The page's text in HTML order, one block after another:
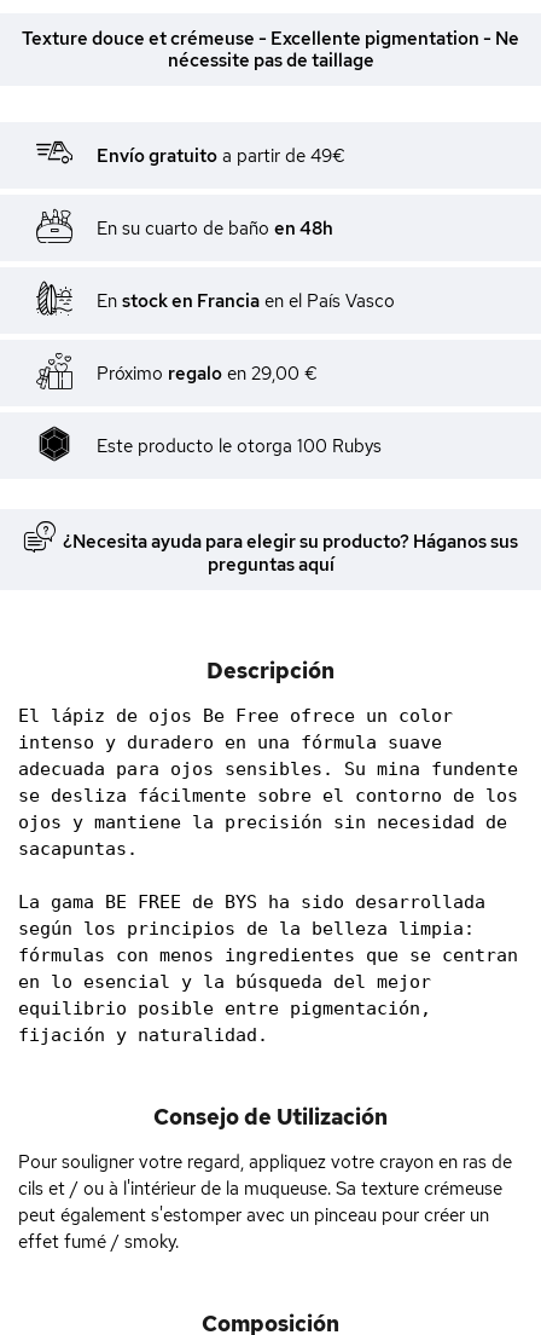
Texture douce et crémeuse - Excellente pigmentation - Ne
nécessite pas de taillage
Envío gratuito a partir de 49€
En su cuarto de baño en 48h
En stock en Francia en el País Vasco
Próximo regalo en 29,00 €
Este producto le otorga 100 Rubys
¿Necesita ayuda para elegir su producto? Háganos sus
preguntas aquí
Descripción
El lápiz de ojos Be Free ofrece un color
intenso y duradero en una fórmula suave
adecuada para ojos sensibles. Su mina fundente
se desliza fácilmente sobre el contorno de los
ojos y mantiene la precisión sin necesidad de
sacapuntas.
La gama BE FREE de BYS ha sido desarrollada
según los principios de la belleza limpia:
fórmulas con menos ingredientes que se centran
en lo esencial y la búsqueda del mejor
equilibrio posible entre pigmentación,
fijación y naturalidad.
Consejo de Utilización
Pour souligner votre regard, appliquez votre crayon en ras de
cils et / ou à l'intérieur de la muqueuse. Sa texture crémeuse
peut également s'estomper avec un pinceau pour créer un
effet fumé / smoky.
Composición